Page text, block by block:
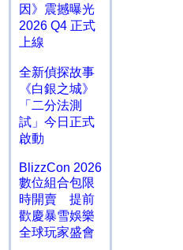
因》震撼曝光
2026 Q4 正式
上線
全新偵探故事
《白銀之城》
「二分法測
試」今日正式
啟動
BlizzCon 2026
數位組合包限
時開賣 提前
歡慶暴雪娛樂
全球玩家盛會